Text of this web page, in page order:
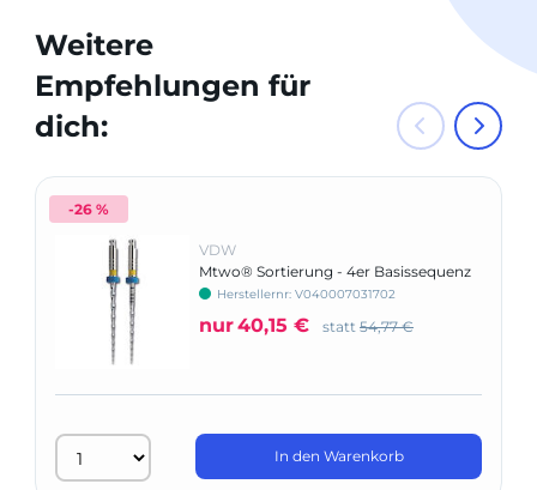
Weitere
Empfehlungen für
dich:
-26 %
VDW
Mtwo® Sortierung - 4er Basissequenz
Herstellernr: V040007031702
nur40,15 € statt 54,77 €
In den Warenkorb